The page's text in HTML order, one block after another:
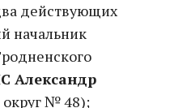
действующих
начальник
Александр
№ 48);